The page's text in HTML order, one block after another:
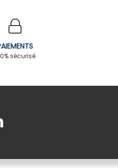
sécurisé